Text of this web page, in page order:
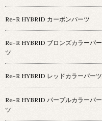
Re-R HYBRID カーボンパーツ
Re-R HYBRID ブロンズカラーパー
ツ
Re-R HYBRID レッドカラーパーツ
Re-R HYBRID パープルカラーパー
ツ